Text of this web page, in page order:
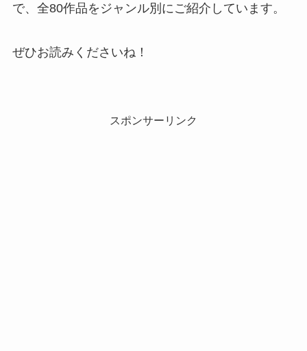
で、全80作品をジャンル別にご紹介しています。
ぜひお読みくださいね！
スポンサーリンク